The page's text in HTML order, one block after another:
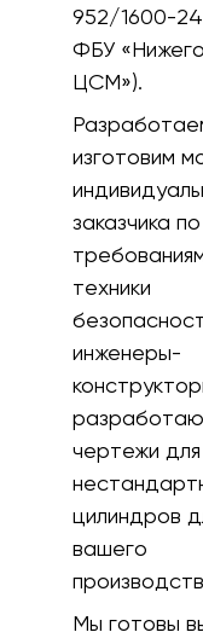
952/1600-
ФБУ
ЦСМ»).
изготовим
заказчика по
техники
инженеры-
чертежи для
цилиндров
вашего
Мы готовы